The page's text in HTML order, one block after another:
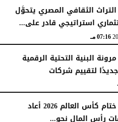
الثقافي المصري يتحوَّل
استراتيجي قادر على...
07:16 مـ
البنية التحتية الرقمية
لتقييم شركات
سامر شقير: ختام كأس العالم 2026 أعاد
رأس المال نحو...